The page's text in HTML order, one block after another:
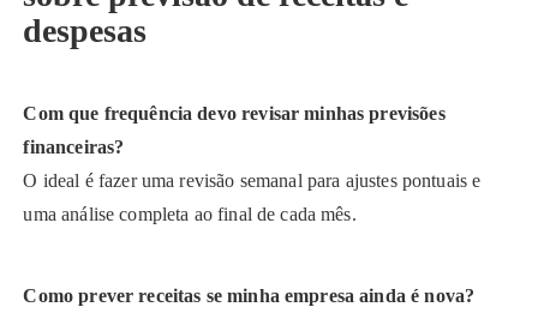
despesas
Com que frequência devo revisar minhas previsões
financeiras?
O ideal é fazer uma revisão semanal para ajustes pontuais e
uma análise completa ao final de cada mês.
Como prever receitas se minha empresa ainda é nova?